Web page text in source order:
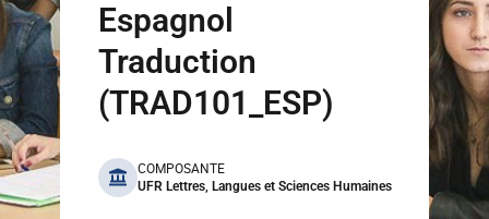
Espagnol
Traduction
(TRAD101_ESP)
benefits
COMPOSANTE
UFR Lettres, Langues et Sciences Humaines